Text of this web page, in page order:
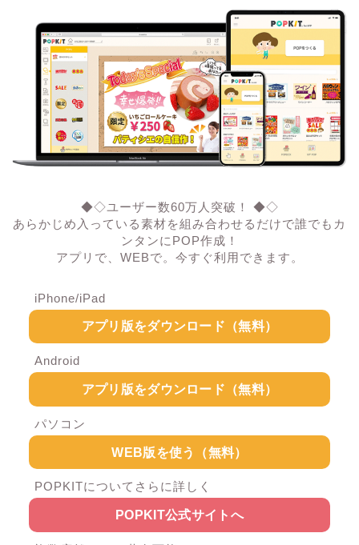
◆◇ユーザー数60万人突破！ ◆◇
あらかじめ入っている素材を組み合わせるだけで誰でもカ
ンタンにPOP作成！
アプリで、WEBで。今すぐ利用できます。
iPhone/iPad
アプリ版をダウンロード（無料）
Android
アプリ版をダウンロード（無料）
パソコン
WEB版を使う（無料）
POPKITについてさらに詳しく
POPKIT公式サイトへ